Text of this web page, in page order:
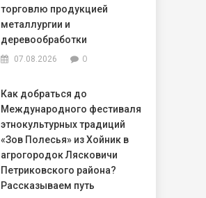
торговлю продукцией
металлургии и
деревообработки
07.08.2026 0
Как добраться до
Международного фестиваля
этнокультурных традиций
«Зов Полесья» из Хойник в
агрогородок Лясковичи
Петриковского района?
Рассказываем путь